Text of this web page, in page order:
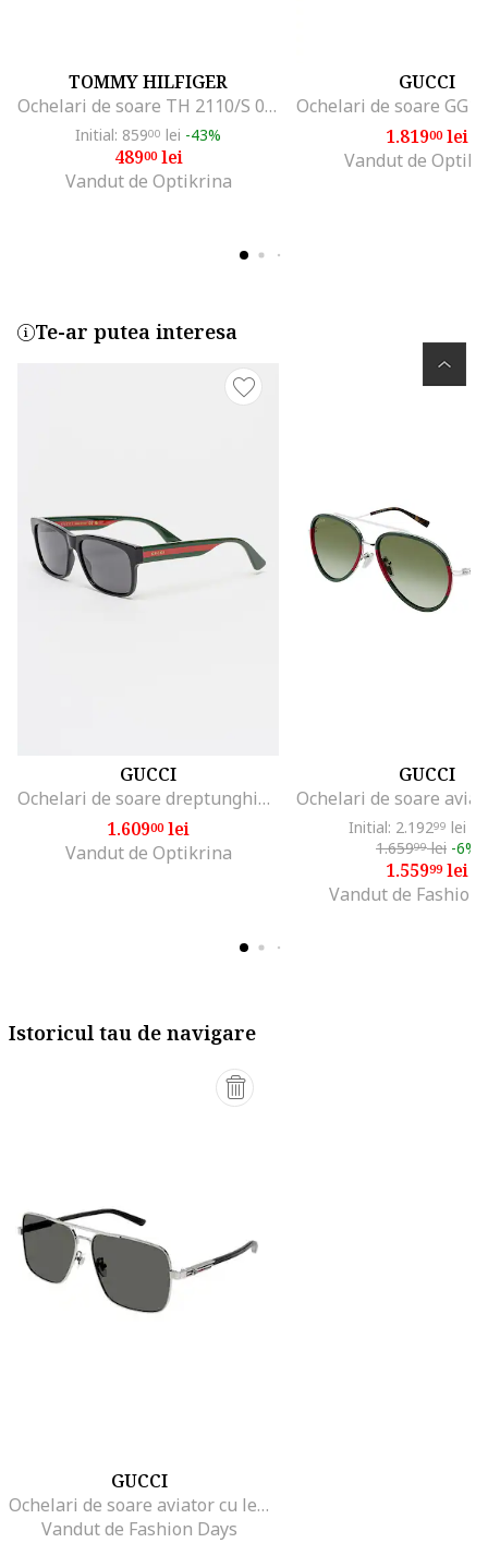
TOMMY HILFIGER
Ochelari de soare TH 2110/S 003/QT 59, 59 mm, Negru
Initial: 85900 lei -43%
48900lei
Vandut de Optikrina
GUCCI
1.81900lei
Vandut de
Te-ar putea interesa
GUCCI
Ochelari de soare dreptunghiulari
1.60900lei
Vandut de Optikrina
GUCCI
Initial: 2.19299 lei
1.65999lei -6%
1.55999lei
Vandut de Fashion
Istoricul tau de navigare
GUCCI
Ochelari de soare aviator cu lentile uni
Vandut de Fashion Days